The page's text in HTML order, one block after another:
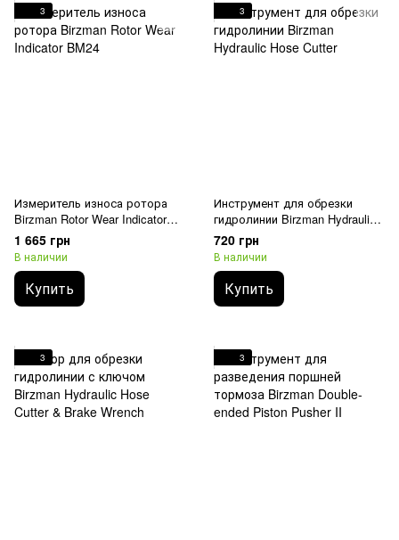
3
Измеритель износа ротора
Birzman Rotor Wear Indicator
BM24
1 665 грн
В наличии
Купить
3
Инструмент для обрезки
гидролинии Birzman Hydraulic
Hose Cutter
720 грн
В наличии
Купить
3 3